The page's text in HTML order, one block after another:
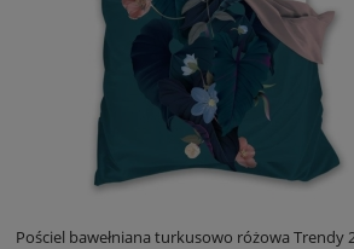
Pościel bawełniana turkusowo różowa Trendy